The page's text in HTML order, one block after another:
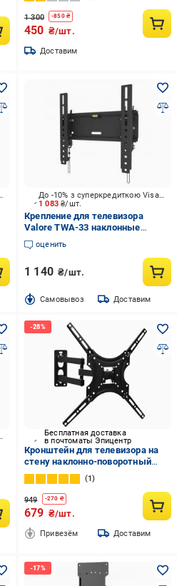
1 300 -850₴
450 ₴/шт.
Доставим
1 083₴/шт.
До -10% з суперкредиткою Visa Вигода
Крепление для телевизора
Valore TWA-33 наклонные
26"-65" черный
оценить
1 140 ₴/шт.
Cамовывоз Доставим
Бесплатная доставка
в почтоматы Эпицентр
Кронштейн для телевизора на
стену наклонно-поворотный
универсальный 14-55" до 20 кг
Черный (1855968968)
1
949 -270 ₴
679 ₴/шт.
Привезём Доставим